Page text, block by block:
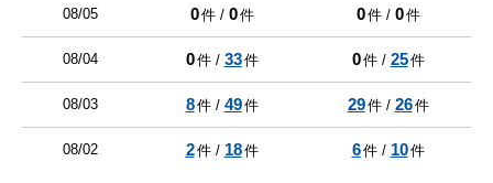
08/05 0件 / 0件 0件 / 0件
08/04 0件 / 33件 0件 / 25件
08/03 8件 / 49件 29件 / 26件
08/02 2件 / 18件 6件 / 10件